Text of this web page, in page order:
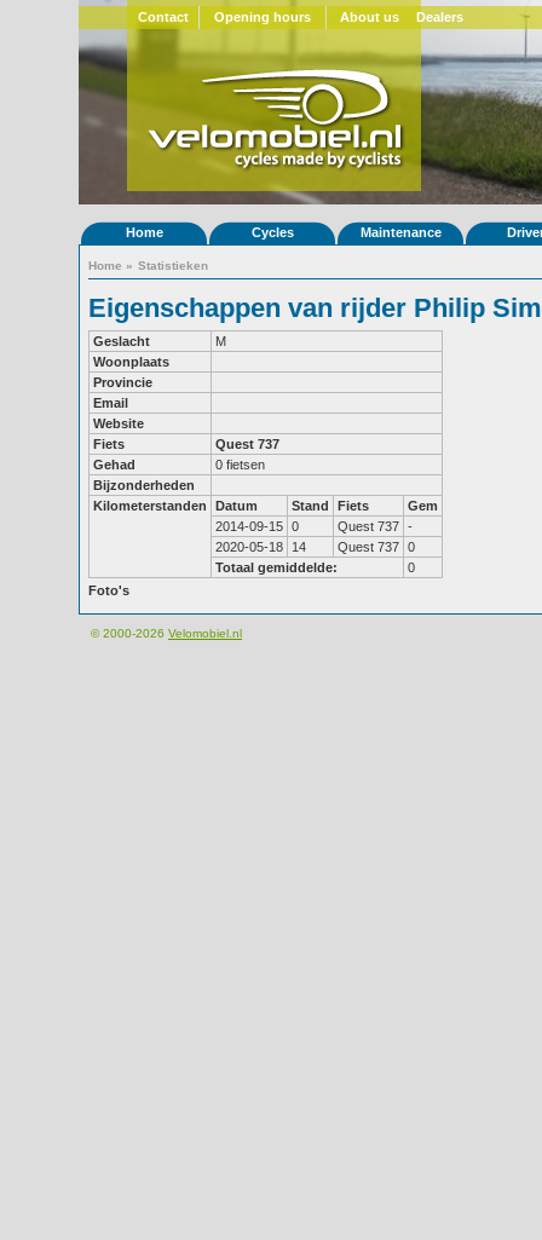
Contact Opening hours About us Dealers
Home Cycles Maintenance
Home » Statistieken
Eigenschappen van rijder Philip
Geslacht
M
Woonplaats
Provincie
Email
Website
Fiets
Quest 737
Gehad
0 fietsen
Bijzonderheden
Kilometerstanden
Datum Stand Fiets
Gem
2014-09-15 0 Quest 737 -
2020-05-18
14 Quest 737 0
Totaal gemiddelde:
0
Foto's
© 2000-2026 Velomobiel.nl